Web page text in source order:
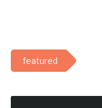
featured